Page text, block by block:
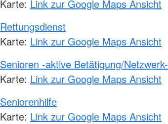
Karte: Link zur Google Maps Ansicht
Rettungsdienst
Karte: Link zur Google Maps Ansicht
Senioren -aktive Betätigung/Netzwerk-
Karte: Link zur Google Maps Ansicht
Seniorenhilfe
Karte: Link zur Google Maps Ansicht